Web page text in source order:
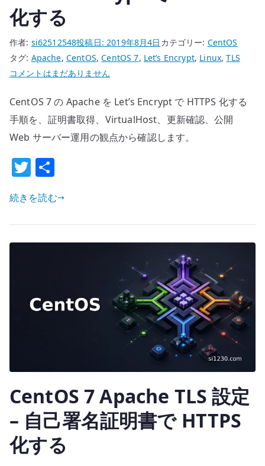
化する
作者: si62512548投稿日:2019年8月4日 カテゴリー: CentOS
タグ: Apache, CentOS,CentOS 7, Let’s Encrypt, Linux,TLS
CentOS
Apache
TLS
設
Let’s
Encrypt
HTTPS
化
コメントはまだありません
CentOS 7 の Apache を Let’s Encrypt で HTTPS 化する
手順を、証明書取得、VirtualHost、更新確認、公開
Web サーバー運用の観点から確認します。
T
w
it
te
r
続きを読む
CentOS 7 Apache TLS 設定
– 自己署名証明書で HTTPS
化する